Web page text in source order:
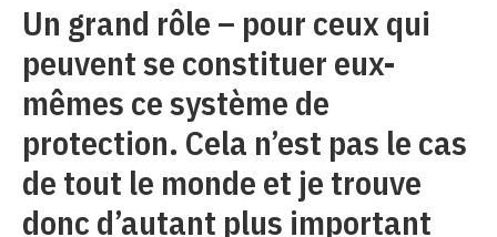
Un grand rôle – pour ceux qui
peuvent se constituer eux-
mêmes ce système de
protection. Cela n’est pas le cas
de tout le monde et je trouve
donc d’autant plus important